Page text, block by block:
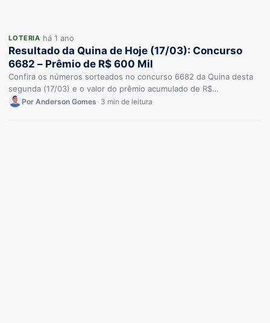
LOTERIA há 1 ano
Resultado da Quina de Hoje (17/03): Concurso
6682 – Prêmio de R$ 600 Mil
Confira os números sorteados no concurso 6682 da Quina desta
segunda (17/03) e o valor do prêmio acumulado de R$…
Por Anderson Gomes 3 min de leitura